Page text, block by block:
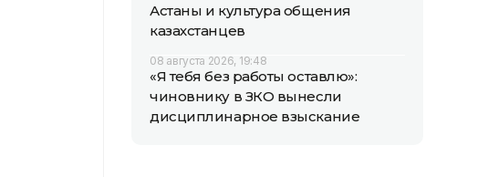
Астаны и культура общения
казахстанцев
08 августа 2026, 19:48
«Я тебя без работы оставлю»:
чиновнику в ЗКО вынесли
дисциплинарное взыскание